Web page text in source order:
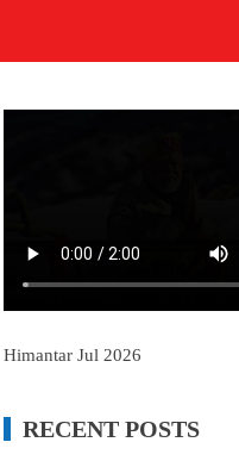
Himantar Jul 2026
RECENT POSTS